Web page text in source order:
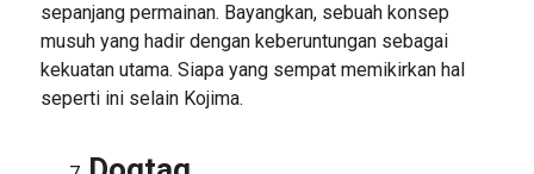
sepanjang permainan. Bayangkan, sebuah konsep
musuh yang hadir dengan keberuntungan sebagai
kekuatan utama. Siapa yang sempat memikirkan hal
seperti ini selain Kojima.